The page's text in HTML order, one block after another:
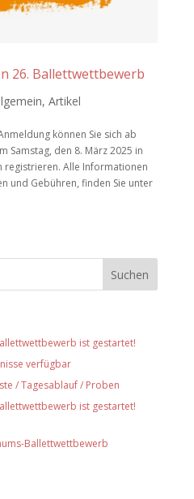
26. Ballettwettbewerb
, Artikel
können Sie sich ab
Samstag, den 8. März 2025 in
registrieren. Alle Informationen
und Gebühren, finden Sie unter
ist gestartet!
verfügbar
/ Tagesablauf / Proben
ist gestartet!
Ballettwettbewerb